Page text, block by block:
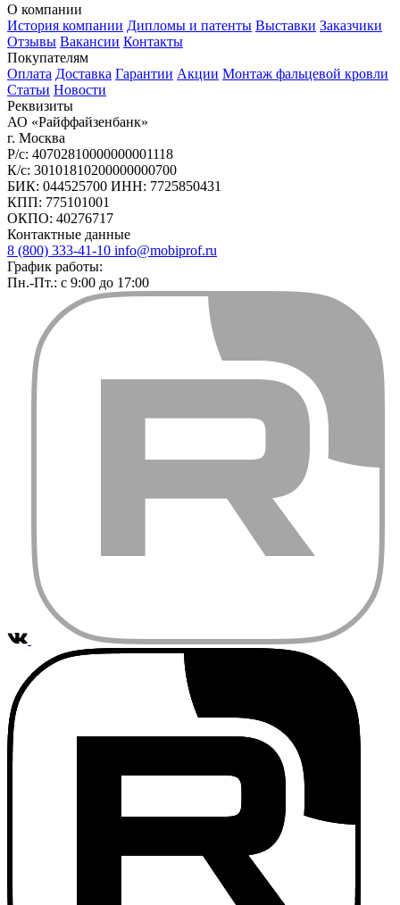
О компании
История компании Дипломы и патенты Выставки Заказчики
Отзывы Вакансии Контакты
Покупателям
Оплата Доставка Гарантии Акции Монтаж фальцевой кровли
Статьи Новости
Реквизиты
АО «Райффайзенбанк»
г. Москва
Р/с: 40702810000000001118
К/с: 30101810200000000700
БИК: 044525700 ИНН: 7725850431
КПП: 775101001
ОКПО: 40276717
Контактные данные
8 (800) 333-41-10 info@mobiprof.ru
График работы:
Пн.-Пт.: с 9:00 до 17:00